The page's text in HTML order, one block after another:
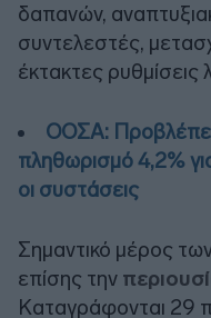
δαπανών,
συντελεστές,
έκτακτες ρυθμίσεις
ΟΟΣΑ:
πληθωρισμό 4,2%
οι συστάσεις
Σημαντικό μέρος
επίσης την
Καταγράφονται 29